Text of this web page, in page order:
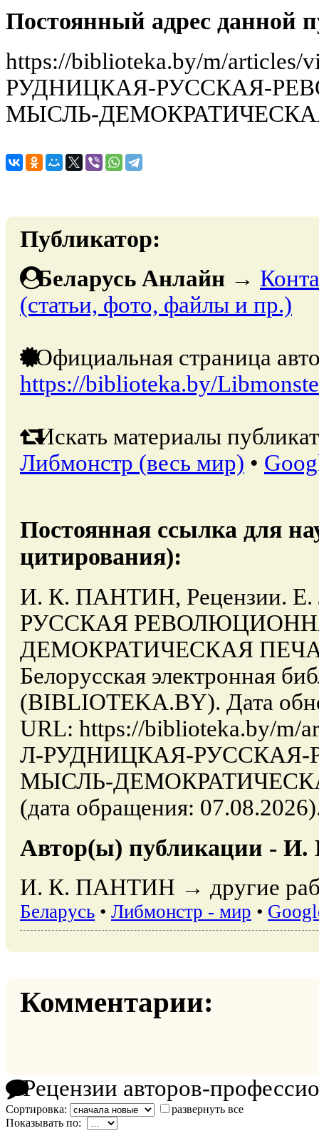
Постоянный адрес данной
https://biblioteka.by/m/articles/
РУДНИЦКАЯ-РУССКАЯ-
МЫСЛЬ-
Публикатор:
Беларусь Анлайн →
(статьи, фото, файлы и пр.)
Официальная страница
https://biblioteka.by/
Искать материалы
Либмонстр (весь мир) •
Постоянная ссылка для
цитирования):
И. К. ПАНТИН, Рецензии.
РУССКАЯ
ДЕМОКРАТИЧЕСКАЯ
Белорусская электронная
(BIBLIOTEKA.BY). Дата
URL: https://biblioteka.by/m/
Л-РУДНИЦКАЯ-
МЫСЛЬ-
(дата обращения:
Автор(ы) публикации -
И. К. ПАНТИН → другие
Беларусь • Либмонстр - мир •
Комментарии:
Рецензии авторов-
Сортировка:
развернуть все
Показывать по: